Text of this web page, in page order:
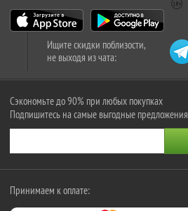
Ищите скидки поблизости,
не выходя из чата:
Сэкономьте до 90% при любых покупках
Подпишитесь на самые выгодные предложения
Принимаем к оплате: